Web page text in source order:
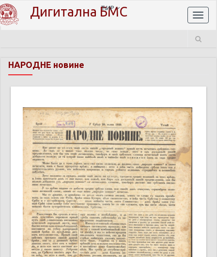
Дигитална БМС
ЋИР
НАРОДНЕ новине